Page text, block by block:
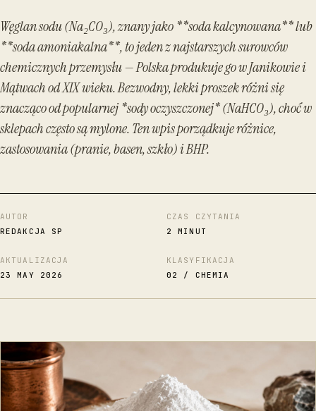
Węglan sodu (Na₂CO₃), znany jako **soda kalcynowana** lub
**soda amoniakalna**, to jeden z najstarszych surowców
chemicznych przemysłu — Polska produkuje go w Janikowie i
Mątwach od XIX wieku. Bezwodny, lekki proszek różni się
znacząco od popularnej *sody oczyszczonej* (NaHCO₃), choć w
sklepach często są mylone. Ten wpis porządkuje różnice,
zastosowania (pranie, basen, szkło) i BHP.
AUTOR
REDAKCJA SP
CZAS CZYTANIA
2 MINUT
AKTUALIZACJA
23 MAY 2026
KLASYFIKACJA
02 / CHEMIA